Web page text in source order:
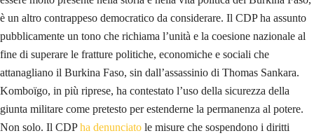
è un altro contrappeso democratico da considerare. Il CDP ha assunto
pubblicamente un tono che richiama l’unità e la coesione nazionale al
fine di superare le fratture politiche, economiche e sociali che
attanagliano il Burkina Faso, sin dall’assassinio di Thomas Sankara.
Komboïgo, in più riprese, ha contestato l’uso della sicurezza della
giunta militare come pretesto per estenderne la permanenza al potere.
Non solo. Il CDPha denunciato le misure che sospendono i diritti